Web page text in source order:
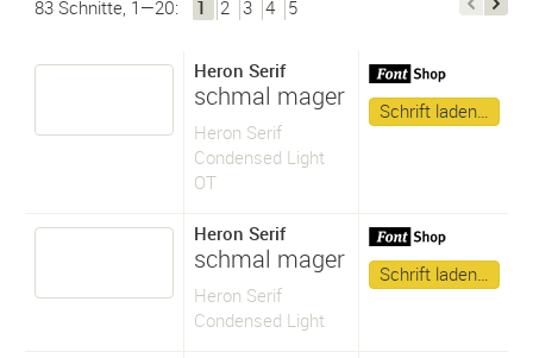
83 Schnitte, 1—20: 1 2 3 4 5
Heron Serif
schmal mager
Heron Serif
Condensed Light
OT
Schrift laden…
Heron Serif
schmal mager
Heron Serif
Condensed Light
Schrift laden…